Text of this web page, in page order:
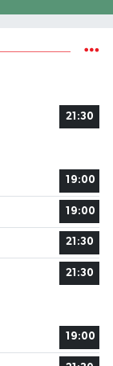
21:30
19:00
19:00
21:30
21:30
19:00